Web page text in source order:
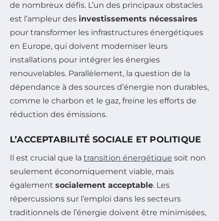
de nombreux défis. L’un des principaux obstacles
est l’ampleur des investissements nécessaires
pour transformer les infrastructures énergétiques
en Europe, qui doivent moderniser leurs
installations pour intégrer les énergies
renouvelables. Parallèlement, la question de la
dépendance à des sources d’énergie non durables,
comme le charbon et le gaz, freine les efforts de
réduction des émissions.
L’ACCEPTABILITÉ SOCIALE ET POLITIQUE
Il est crucial que la transition énergétique soit non
seulement économiquement viable, mais
également socialement acceptable. Les
répercussions sur l’emploi dans les secteurs
traditionnels de l’énergie doivent être minimisées,